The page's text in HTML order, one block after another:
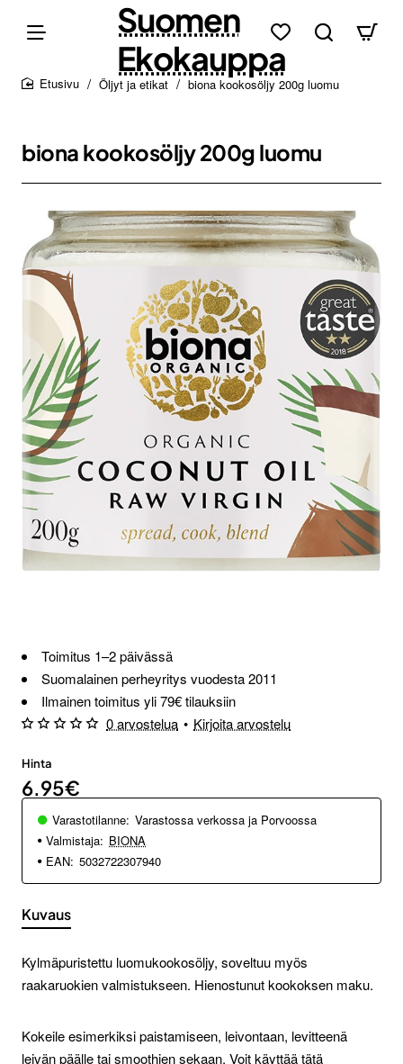
Suomen
Ekokauppa
Öljyt ja etikat biona kookosöljy 200g luomu
biona kookosöljy 200g luomu
Toimitus 1–2 päivässä
Suomalainen perheyritys vuodesta 2011
Ilmainen toimitus yli 79€ tilauksiin
0 arvostelua • Kirjoita arvostelu
Hinta
6.95€
Varastotilanne: Varastossa verkossa ja Porvoossa
Valmistaja: BIONA
EAN: 5032722307940
Kuvaus
Kylmäpuristettu luomukookosöljy, soveltuu myös
raakaruokien valmistukseen. Hienostunut kookoksen maku.
Kokeile esimerkiksi paistamiseen, leivontaan, levitteenä
leivän päälle tai smoothien sekaan. Voit käyttää tätä